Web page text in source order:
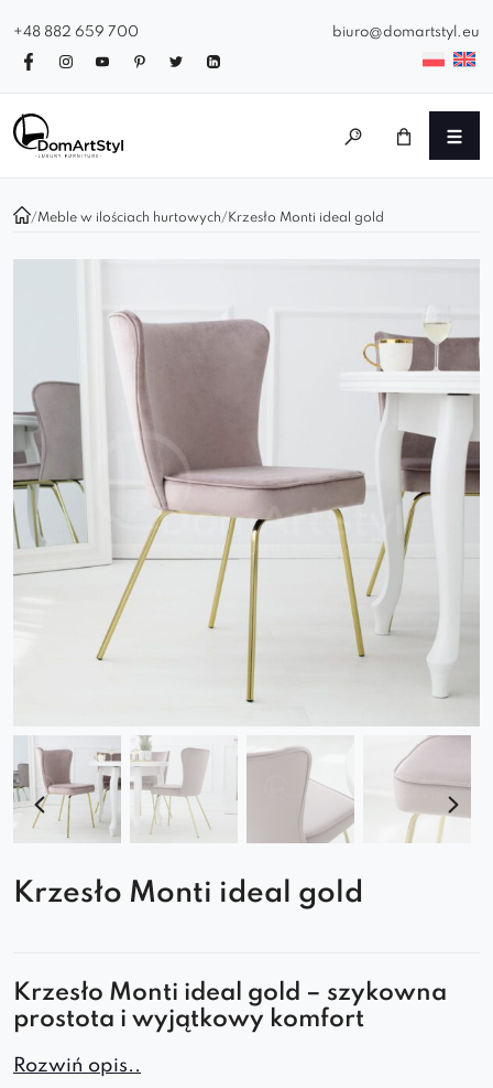
+48 882 659 700 biuro@domartstyl.eu
/Meble w ilościach hurtowych/ Krzesło Monti ideal gold
Krzesło Monti ideal gold
Krzesło Monti ideal gold – szykowna
prostota i wyjątkowy komfort
Krzesło Monti ideal gold to eleganckie i
Rozwiń opis..